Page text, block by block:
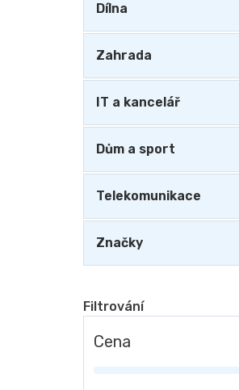
Dílna
Zahrada
IT a kancelář
Dům a sport
Telekomunikace
Značky
Cena